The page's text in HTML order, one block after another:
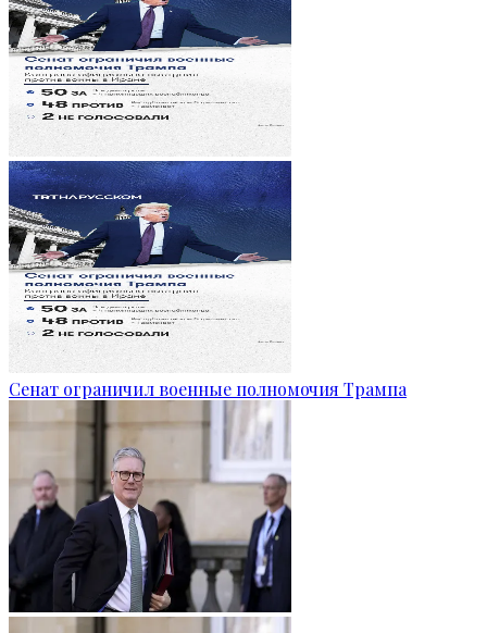
Сенат ограничил военные полномочия Трампа